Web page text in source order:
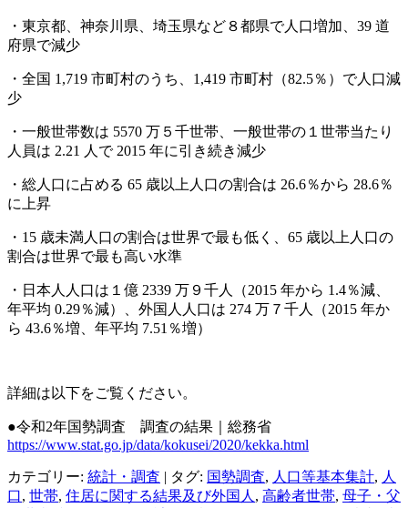
・東京都、神奈川県、埼玉県など８都県で人口増加、39 道
府県で減少
・全国 1,719 市町村のうち、1,419 市町村（82.5％）で人口減
少
・一般世帯数は 5570 万５千世帯、一般世帯の１世帯当たり
人員は 2.21 人で 2015 年に引き続き減少
・総人口に占める 65 歳以上人口の割合は 26.6％から 28.6％
に上昇
・15 歳未満人口の割合は世界で最も低く、65 歳以上人口の
割合は世界で最も高い水準
・日本人人口は１億 2339 万９千人（2015 年から 1.4％減、
年平均 0.29％減）、外国人人口は 274 万７千人（2015 年か
ら 43.6％増、年平均 7.51％増）
詳細は以下をご覧ください。
●令和2年国勢調査 調査の結果｜ 総務省
https://www.stat.go.jp/data/kokusei/2020/kekka.html
カテゴリー: 統計・調査 | タグ: 国勢調査, 人口等基本集計, 人
口, 世帯, 住居に関する結果及び外国人 , 高齢者世帯, 母子・父